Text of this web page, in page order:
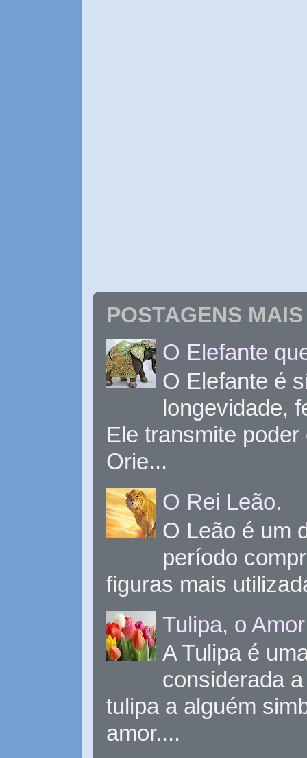
POSTAGENS
O Elefante
O Elefante é
longevidade,
Ele transmite
Orie...
O Rei Leão.
O Leão é um
período
figuras mais
Tulipa, o
A Tulipa é
considerada
tulipa a alguém
amor....